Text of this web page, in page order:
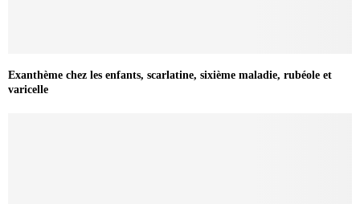
Exanthème chez les enfants, scarlatine, sixième maladie, rubéole et
varicelle